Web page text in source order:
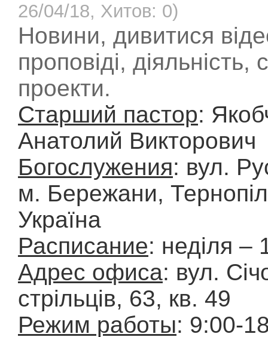
26/04/18, Хитов: 0)
Новини, дивитися
проповіді, діяльність,
проекти.
Старший пастор:
Анатолий Викторович
Богослужения: вул.
м. Бережани,
Україна
Расписание: неділя –
Адрес офиса: вул.
стрільців, 63, кв. 49
Режим работы: 9:00-